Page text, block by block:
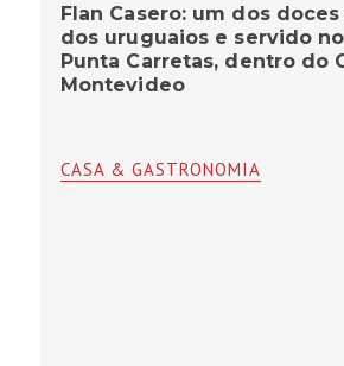
Flan Casero: um dos
dos uruguaios e servido
Punta Carretas, dentro do
Montevideo
CASA & GASTRONOMIA